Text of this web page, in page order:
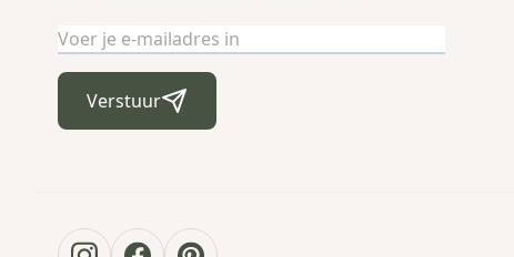
E-mailadres
Verstuur